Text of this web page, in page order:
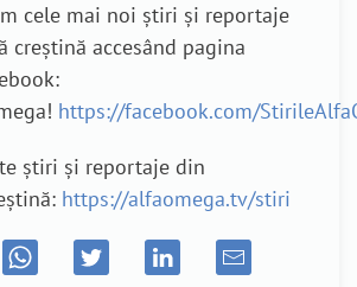
cele mai noi știri și reportaje
creștină accesând pagina
https://facebook.com/
știri și reportaje din
https://alfaomega.tv/stiri